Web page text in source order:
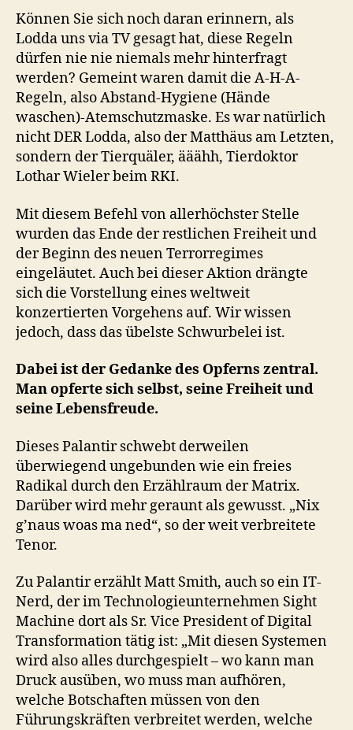
Können Sie sich noch daran erinnern, als
Lodda uns via TV gesagt hat, diese Regeln
dürfen nie nie niemals mehr hinterfragt
werden? Gemeint waren damit die A-H-A-
Regeln, also Abstand-Hygiene (Hände
waschen)-Atemschutzmaske. Es war natürlich
nicht DER Lodda, also der Matthäus am Letzten,
sondern der Tierquäler, ääähh, Tierdoktor
Lothar Wieler beim RKI.
Mit diesem Befehl von allerhöchster Stelle
wurden das Ende der restlichen Freiheit und
der Beginn des neuen Terrorregimes
eingeläutet. Auch bei dieser Aktion drängte
sich die Vorstellung eines weltweit
konzertierten Vorgehens auf. Wir wissen
jedoch, dass das übelste Schwurbelei ist.
Dabei ist der Gedanke des Opferns zentral.
Man opferte sich selbst, seine Freiheit und
seine Lebensfreude.
Dieses Palantir schwebt derweilen
überwiegend ungebunden wie ein freies
Radikal durch den Erzählraum der Matrix.
Darüber wird mehr geraunt als gewusst. „Nix
g’naus woas ma ned“, so der weit verbreitete
Tenor.
Zu Palantir erzählt Matt Smith, auch so ein IT-
Nerd, der im Technologieunternehmen Sight
Machine dort als Sr. Vice President of Digital
Transformation tätig ist: „Mit diesen Systemen
wird also alles durchgespielt – wo kann man
Druck ausüben, wo muss man aufhören,
welche Botschaften müssen von den
Führungskräften verbreitet werden, welche